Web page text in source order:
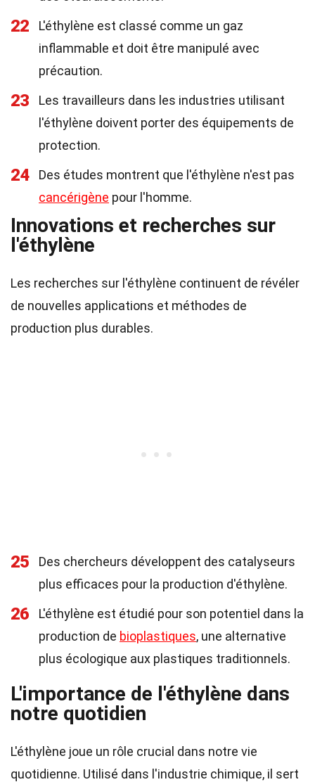
22
L'éthylène est classé comme un gaz
inflammable et doit être manipulé avec
précaution.
23
Les travailleurs dans les industries utilisant
l'éthylène doivent porter des équipements de
protection.
24
Des études montrent que l'éthylène n'est pas
cancérigène pour l'homme.
Innovations et recherches sur
l'éthylène
Les recherches sur l'éthylène continuent de révéler
de nouvelles applications et méthodes de
production plus durables.
25
Des chercheurs développent des catalyseurs
plus efficaces pour la production d'éthylène.
26
L'éthylène est étudié pour son potentiel dans la
production de bioplastiques, une alternative
plus écologique aux plastiques traditionnels.
L'importance de l'éthylène dans
notre quotidien
L'éthylène joue un rôle crucial dans notre vie
quotidienne. Utilisé dans l'industrie chimique, il sert